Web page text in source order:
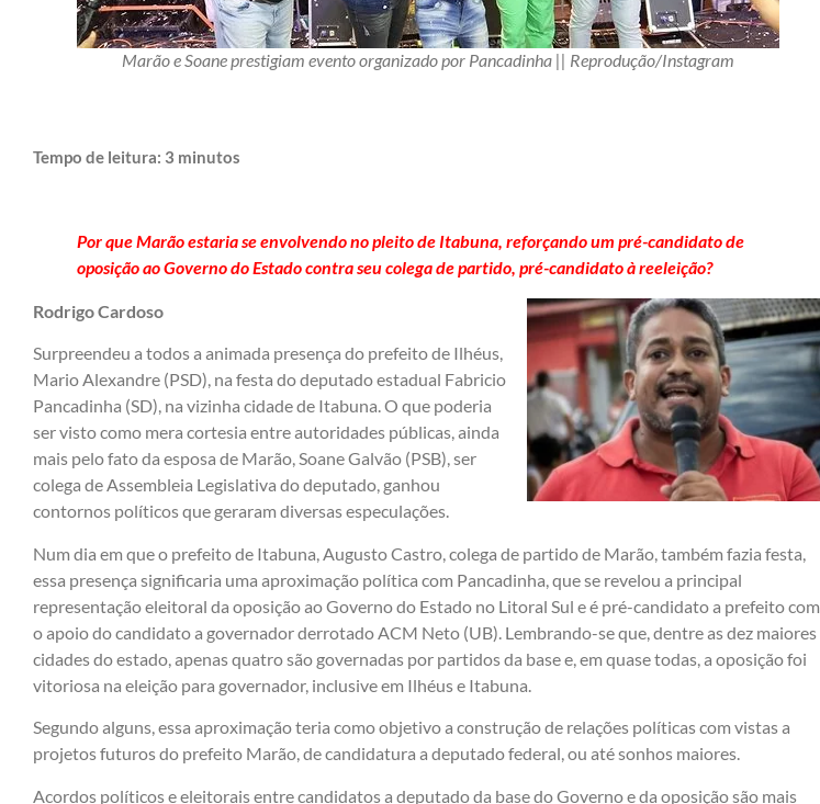
Marão e Soane prestigiam evento organizado por Pancadinha || Reprodução/Instagram
Tempo de leitura: 3 minutos
Por que Marão estaria se envolvendo no pleito de Itabuna, reforçando um pré-candidato de
oposição ao Governo do Estado contra seu colega de partido, pré-candidato à reeleição?
Rodrigo Cardoso
Surpreendeu a todos a animada presença do prefeito de Ilhéus,
Mario Alexandre (PSD), na festa do deputado estadual Fabricio
Pancadinha (SD), na vizinha cidade de Itabuna. O que poderia
ser visto como mera cortesia entre autoridades públicas, ainda
mais pelo fato da esposa de Marão, Soane Galvão (PSB), ser
colega de Assembleia Legislativa do deputado, ganhou
contornos políticos que geraram diversas especulações.
Num dia em que o prefeito de Itabuna, Augusto Castro, colega de partido de Marão, também fazia festa,
essa presença significaria uma aproximação política com Pancadinha, que se revelou a principal
representação eleitoral da oposição ao Governo do Estado no Litoral Sul e é pré-candidato a prefeito com
o apoio do candidato a governador derrotado ACM Neto (UB). Lembrando-se que, dentre as dez maiores
cidades do estado, apenas quatro são governadas por partidos da base e, em quase todas, a oposição foi
vitoriosa na eleição para governador, inclusive em Ilhéus e Itabuna.
Segundo alguns, essa aproximação teria como objetivo a construção de relações políticas com vistas a
projetos futuros do prefeito Marão, de candidatura a deputado federal, ou até sonhos maiores.
Acordos políticos e eleitorais entre candidatos a deputado da base do Governo e da oposição são mais